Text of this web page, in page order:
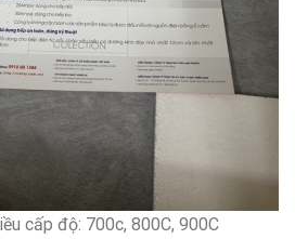
cấp độ: 700c, 800C, 900C